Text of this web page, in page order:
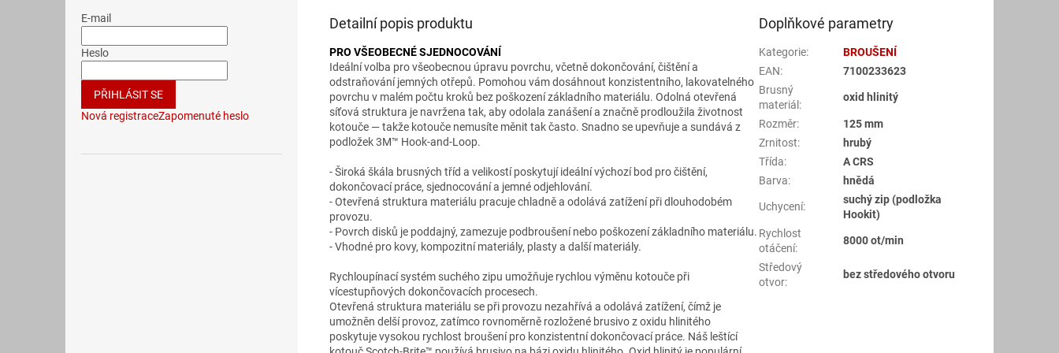
E-mail
Heslo
PŘIHLÁSIT SE
Nová registraceZapomenuté heslo
Detailní popis produktu
PRO VŠEOBECNÉ SJEDNOCOVÁNÍ
Ideální volba pro všeobecnou úpravu povrchu, včetně dokončování, čištění a
odstraňování jemných otřepů. Pomohou vám dosáhnout konzistentního, lakovatelného
povrchu v malém počtu kroků bez poškození základního materiálu. Odolná otevřená
síťová struktura je navržena tak, aby odolala zanášení a značně prodloužila životnost
kotouče — takže kotouče nemusíte měnit tak často. Snadno se upevňuje a sundává z
podložek 3M™ Hook-and-Loop.
- Široká škála brusných tříd a velikostí poskytují ideální výchozí bod pro čištění,
dokončovací práce, sjednocování a jemné odjehlování.
- Otevřená struktura materiálu pracuje chladně a odolává zatížení při dlouhodobém
provozu.
- Povrch disků je poddajný, zamezuje podbroušení nebo poškození základního materiálu.
- Vhodné pro kovy, kompozitní materiály, plasty a další materiály.
Rychloupínací systém suchého zipu umožňuje rychlou výměnu kotouče při
vícestupňových dokončovacích procesech.
Otevřená struktura materiálu se při provozu nezahřívá a odolává zatížení, čímž je
umožněn delší provoz, zatímco rovnoměrně rozložené brusivo z oxidu hlinitého
poskytuje vysokou rychlost broušení pro konzistentní dokončovací práce. Náš leštící
Doplňkové parametry
Kategorie:
BROUŠENÍ
EAN:
7100233623
Brusný
materiál :
oxid hlinitý
Rozměr:
125 mm
Zrnitost:
hrubý
Třída:
A CRS
Barva: hnědá
Uchycení:
suchý zip (podložka
Hookit)
Rychlost
otáčení:
8000 ot/min
Středový
otvor:
bez středového otvoru